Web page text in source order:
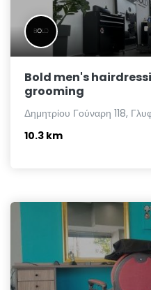
Bold men's
grooming
Δημητρίου Γούναρη 118,
10.3 km